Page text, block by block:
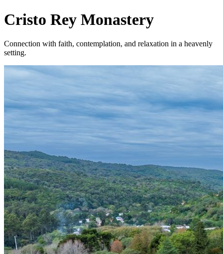
Cristo Rey Monastery
Connection with faith, contemplation, and relaxation in a heavenly
setting.